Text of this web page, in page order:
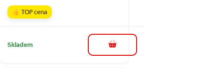
👍 TOP cena
Skladem do košíku